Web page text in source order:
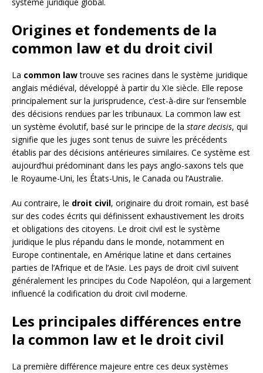
Origines et fondements de la
common law et du droit civil
La common lawtrouve ses racines dans le système juridique
anglais médiéval, développé à partir du XIe siècle. Elle repose
principalement sur la jurisprudence, c’est-à-dire sur l’ensemble
des décisions rendues par les tribunaux. La common law est
un système évolutif, basé sur le principe de la stare decisis, qui
signifie que les juges sont tenus de suivre les précédents
établis par des décisions antérieures similaires. Ce système est
aujourd’hui prédominant dans les pays anglo-saxons tels que
le Royaume-Uni, les États-Unis, le Canada ou l’Australie.
Au contraire, le droit civil, originaire du droit romain, est basé
sur des codes écrits qui définissent exhaustivement les droits
et obligations des citoyens. Le droit civil est le système
juridique le plus répandu dans le monde, notamment en
Europe continentale, en Amérique latine et dans certaines
parties de l’Afrique et de l’Asie. Les pays de droit civil suivent
généralement les principes du Code Napoléon, qui a largement
influencé la codification du droit civil moderne.
Les principales différences entre
la common law et le droit civil
La première différence majeure entre ces deux systèmes